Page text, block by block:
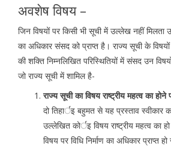
अवशेष विषय –
जिन विषयों पर किसी भी सूची में उल्लेख नहीं
का अधिकार संसद को प्राप्त है। राज्य सूची के
की शक्ति निम्नलिखित परिस्थितियों में संसद उन
जो राज्य सूची में शामिल है-
राज्य सूची का विषय राष्ट्रीय महत्व का होने
दो तिहार्इ बहुमत से यह प्रस्ताव स्वीकार
उल्लेखित कोर्इ विषय राष्ट्रीय महत्व का
विषय पर विधि निर्माण का अधिकार प्राप्त